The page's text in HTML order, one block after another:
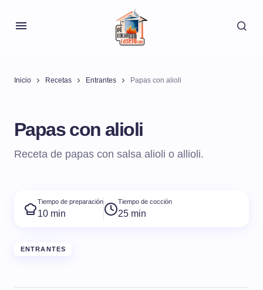
Inicio Recetas Entrantes Papas con alioli
Papas con alioli
Receta de papas con salsa alioli o allioli.
Tiempo de preparación
10 min
Tiempo de cocción
25 min
ENTRANTES